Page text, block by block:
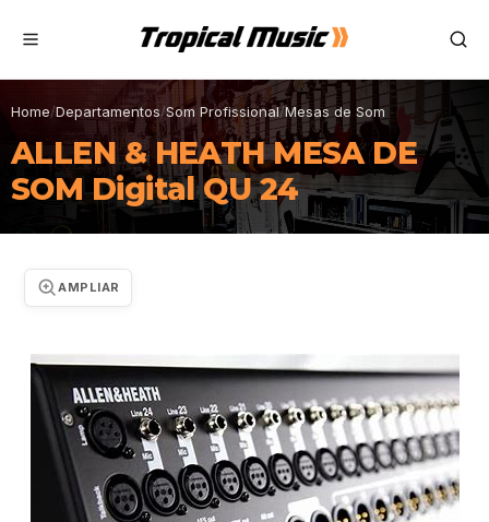
Home/Departamentos/Som Profissional/Mesas de Som
ALLEN & HEATH MESA DE
SOM Digital QU 24
AMPLIAR